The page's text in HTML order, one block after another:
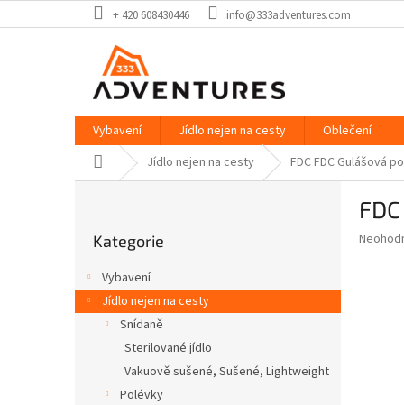
na
+ 420 608430446 info@333adventures.com
Vybavení Jídlo nejen na cesty
Oblečení
Domů Jídlo nejen na cesty FDC FDC Gulášová
a
n
kategorie
Kategorie
Vybavení
Jídlo nejen na cesty
Snídaně
Sterilované jídlo
Vakuově sušené, Sušené, Lightweight
Polévky